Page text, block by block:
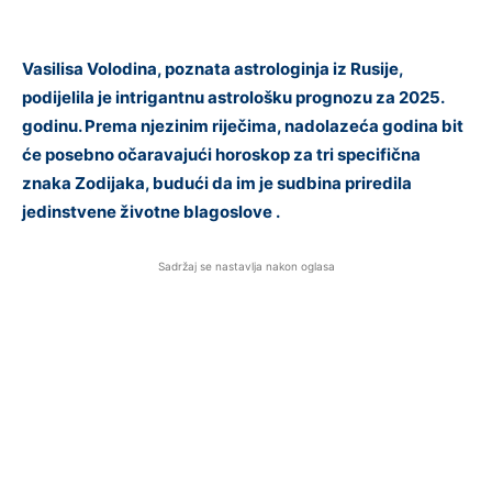
Vasilisa Volodina, poznata astrologinja iz Rusije,
podijelila je intrigantnu astrološku prognozu za 2025.
godinu. Prema njezinim riječima, nadolazeća godina bit
će posebno očaravajući horoskop za tri specifična
znaka Zodijaka, budući da im je sudbina priredila
jedinstvene životne blagoslove .
Sadržaj se nastavlja nakon oglasa